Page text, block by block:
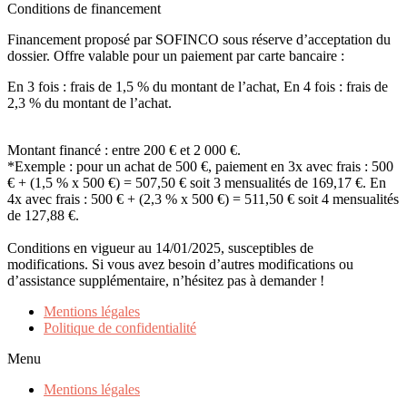
Conditions de financement
Financement proposé par SOFINCO sous réserve d’acceptation du
dossier. Offre valable pour un paiement par carte bancaire :
En 3 fois : frais de 1,5 % du montant de l’achat, En 4 fois : frais de
2,3 % du montant de l’achat.
Montant financé : entre 200 € et 2 000 €.
*Exemple : pour un achat de 500 €, paiement en 3x avec frais : 500
€ + (1,5 % x 500 €) = 507,50 € soit 3 mensualités de 169,17 €. En
4x avec frais : 500 € + (2,3 % x 500 €) = 511,50 € soit 4 mensualités
de 127,88 €.
Conditions en vigueur au 14/01/2025, susceptibles de
modifications. Si vous avez besoin d’autres modifications ou
d’assistance supplémentaire, n’hésitez pas à demander !
Mentions légales
Politique de confidentialité
Menu
Mentions légales